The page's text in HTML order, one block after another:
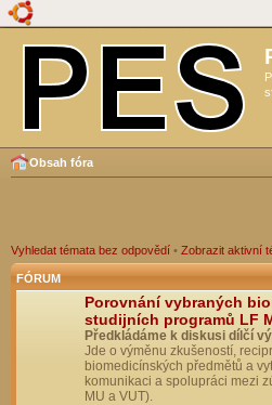
Obsah fóra
Vyhledat témata bez odpovědí • Zobrazit aktivní
FÓRUM
Porovnání vybraných
studijních programů LF
Předkládáme k diskusi dílčí
Jde o výměnu zkušeností,
biomedicínských předmětů a
komunikaci a spolupráci mezi
MU a VUT).